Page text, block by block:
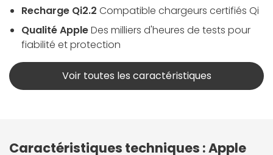
Recharge Qi2.2 Compatible chargeurs certifiés Qi
Qualité AppleDes milliers d'heures de tests pour
fiabilité et protection
Voir toutes les caractéristiques
Caractéristiques techniques : Apple